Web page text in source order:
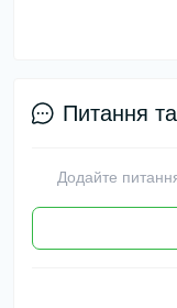
Питання та
Додайте